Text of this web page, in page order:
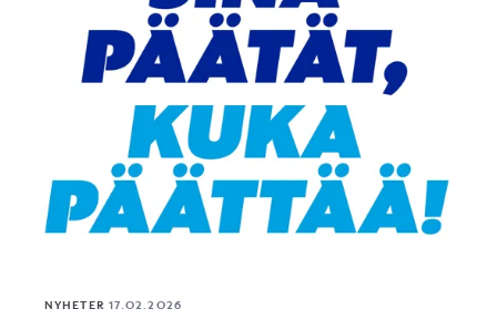
NYHETER 17.02.2026